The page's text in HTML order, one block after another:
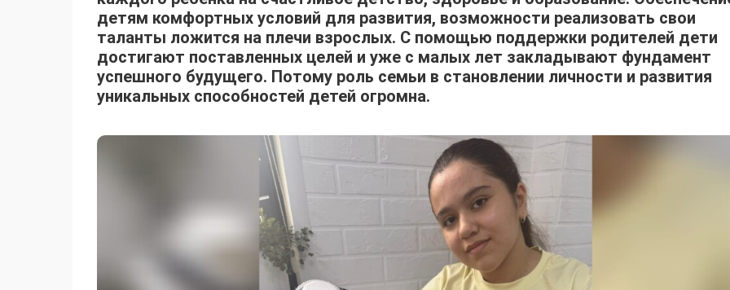
детям комфортных условий для развития, возможности реализовать свои
таланты ложится на плечи взрослых. С помощью поддержки родителей дети
достигают поставленных целей и уже с малых лет закладывают фундамент
успешного будущего. Потому роль семьи в становлении личности и развития
уникальных способностей детей огромна.